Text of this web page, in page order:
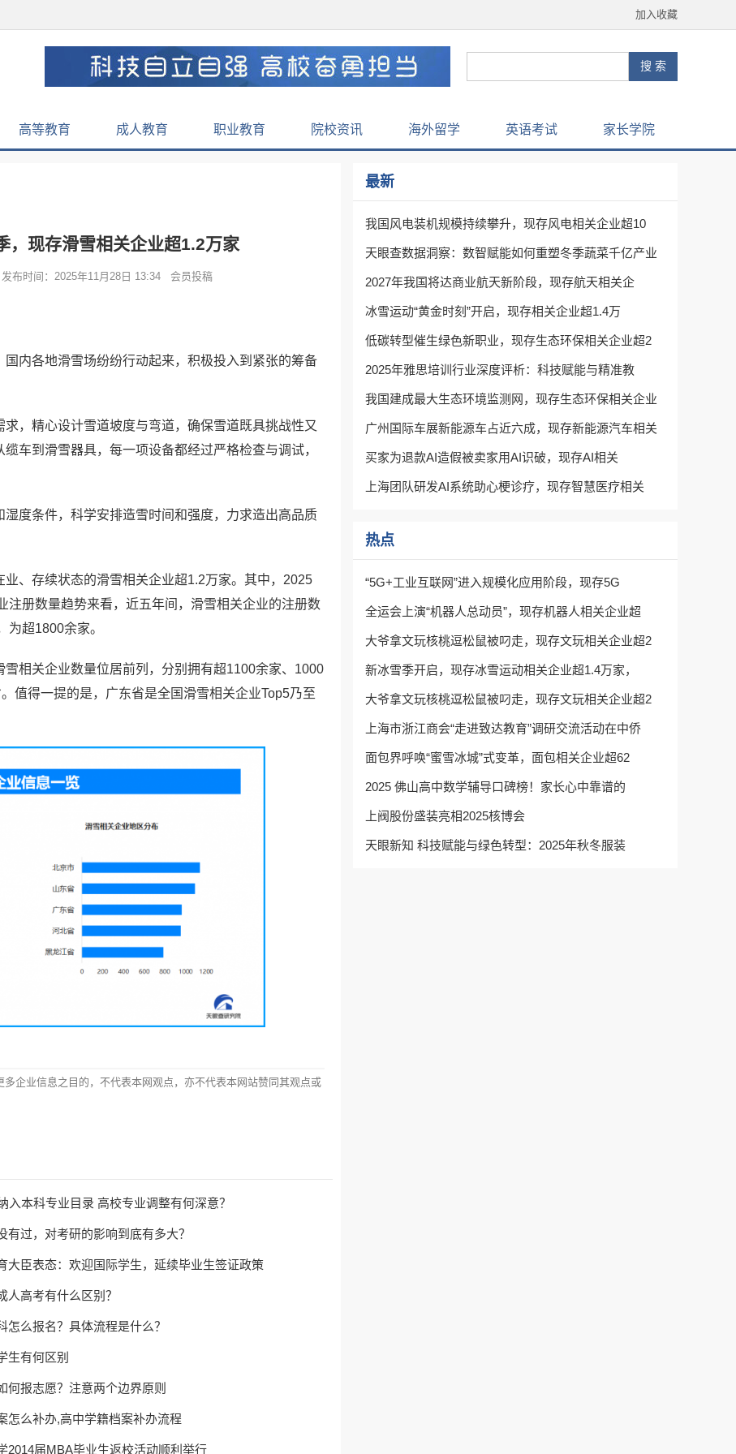
加入收藏
高等教育 成人教育 职业教育 院校资讯 海外留学 英语考试 家长学院
，现存滑雪相关企业超1.2万家
布时间：2025年11月28日 13:34 会员投稿
内各地滑雪场纷纷行动起来，积极投入到紧张的筹备
，精心设计雪道坡度与弯道，确保雪道既具挑战性又
车到滑雪器具，每一项设备都经过严格检查与调试，
度条件，科学安排造雪时间和强度，力求造出高品质
、存续状态的滑雪相关企业超1.2万家。其中，2025
册数量趋势来看，近五年间，滑雪相关企业的注册数
超1800余家。
相关企业数量位居前列，分别拥有超1100余家、1000
值得一提的是，广东省是全国滑雪相关企业Top5乃至
企业信息之目的，不代表本网观点，亦不代表本网站赞同其观点或
入本科专业目录 高校专业调整有何深意？
有过，对考研的影响到底有多大？
大臣表态：欢迎国际学生，延续毕业生签证政策
人高考有什么区别？
怎么报名？具体流程是什么？
生有何区别
何报志愿？注意两个边界原则
怎么补办,高中学籍档案补办流程
2014届MBA毕业生返校活动顺利举行
最新
我国风电装机规模持续攀升，现存风电相关企业超10
天眼查数据洞察：数智赋能如何重塑冬季蔬菜千亿产业
2027年我国将达商业航天新阶段，现存航天相关企
冰雪运动“黄金时刻”开启，现存相关企业超1.4万
低碳转型催生绿色新职业，现存生态环保相关企业超2
2025年雅思培训行业深度评析：科技赋能与精准教
我国建成最大生态环境监测网，现存生态环保相关企业
广州国际车展新能源车占近六成，现存新能源汽车相关
买家为退款AI造假被卖家用AI识破，现存AI相关
上海团队研发AI系统助心梗诊疗，现存智慧医疗相关
热点
“5G+工业互联网”进入规模化应用阶段，现存5G
全运会上演“机器人总动员”，现存机器人相关企业超
大爷拿文玩核桃逗松鼠被叼走，现存文玩相关企业超2
新冰雪季开启，现存冰雪运动相关企业超1.4万家，
大爷拿文玩核桃逗松鼠被叼走，现存文玩相关企业超2
上海市浙江商会“走进致达教育”调研交流活动在中侨
面包界呼唤“蜜雪冰城”式变革，面包相关企业超62
2025 佛山高中数学辅导口碑榜！家长心中靠谱的
上阀股份盛装亮相2025核博会
天眼新知 科技赋能与绿色转型：2025年秋冬服装